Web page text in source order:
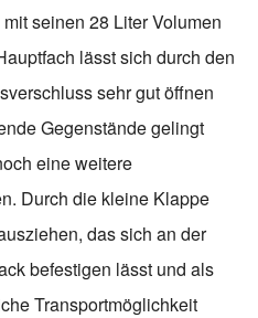
seinen 28 Liter Volumen
lässt sich durch den
sehr gut öffnen
Gegenstände gelingt
eine weitere
Durch die kleine Klappe
das sich an der
befestigen lässt und als
Transportmöglichkeit